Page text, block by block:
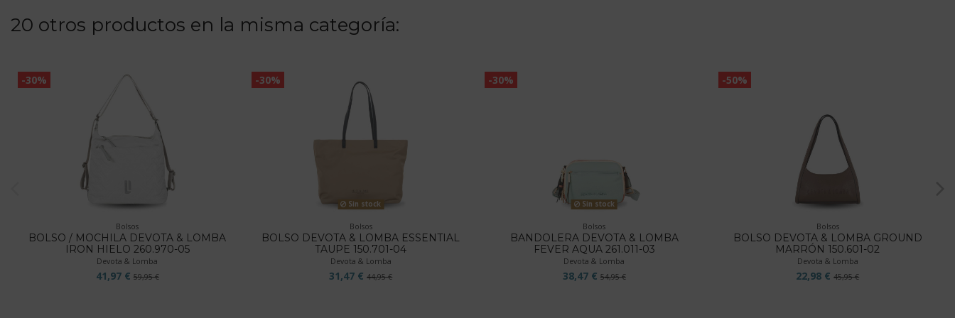
20 otros productos en la misma categoría:
-30%
Bolsos
BOLSO / MOCHILA DEVOTA & LOMBA
IRON HIELO 260.970-05
Devota & Lomba
41,97 € 59,95 €
-30%
Sin stock
Bolsos
BOLSO DEVOTA & LOMBA ESSENTIAL
TAUPE 150.701-04
Devota & Lomba
31,47 €44,95 €
-30%
Sin stock
Bolsos
BANDOLERA DEVOTA & LOMBA
FEVER AQUA 261.011-03
Devota & Lomba
38,47 € 54,95 €
-50%
Bolsos
BOLSO DEVOTA & LOMBA GROUND
MARRÓN 150.601-02
Devota & Lomba
22,98 €45,95 €